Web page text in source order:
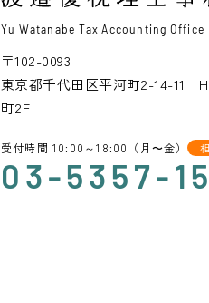
Yu Watanabe Tax Accounting Office
〒102-0093
東京都千代田区平河町2-14-11
町2F
受付時間 10:00～18:00（月〜金）
03-5357-